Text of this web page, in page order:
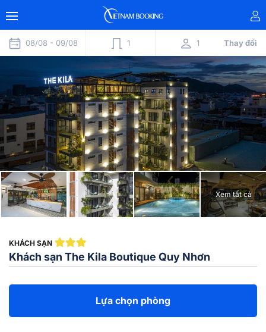
08/08 - 09/08 1 1 Thay đổi
Xem tất cả
KHÁCH SẠN
Khách sạn The Kila Boutique Quy Nhơn
Lựa chọn phòng